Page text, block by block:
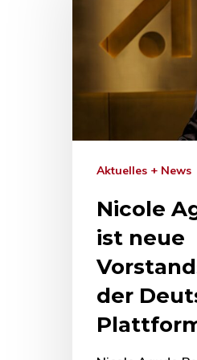
Aktuelles + News
Nicole
ist neue
der